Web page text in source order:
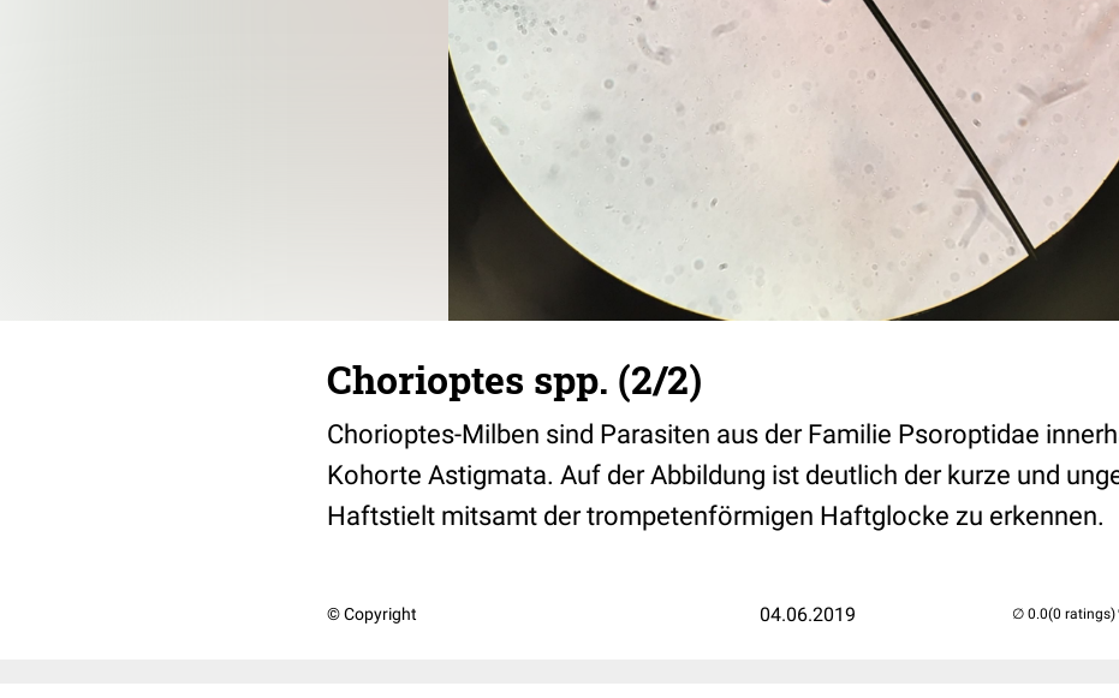
Chorioptes spp. (2/2)
Chorioptes-Milben sind Parasiten aus der Familie Psoroptidae
Kohorte Astigmata. Auf der Abbildung ist deutlich der kurze und
Haftstielt mitsamt der trompetenförmigen Haftglocke zu erkennen.
© Copyright 04.06.2019 (0 ratings)